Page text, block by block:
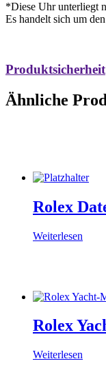
*Diese Uhr unterliegt
Es handelt sich um
Produktsicherheit​
Ähnliche
Rolex
Weiterlesen
Rolex
Weiterlesen